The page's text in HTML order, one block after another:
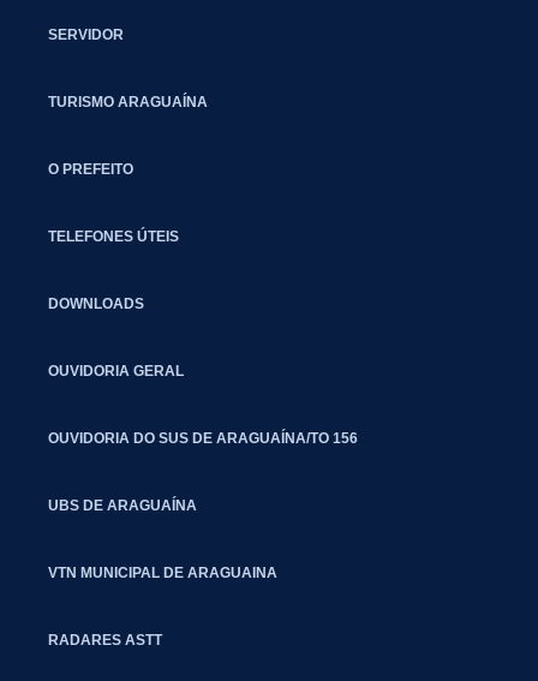
SERVIDOR
TURISMO ARAGUAÍNA
O PREFEITO
TELEFONES ÚTEIS
DOWNLOADS
OUVIDORIA GERAL
OUVIDORIA DO SUS DE ARAGUAÍNA/TO 156
UBS DE ARAGUAÍNA
VTN MUNICIPAL DE ARAGUAINA
RADARES ASTT